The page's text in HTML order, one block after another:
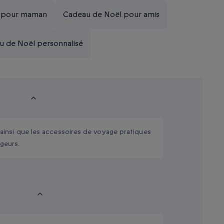
maman Cadeau de Noël pour amis
de Noël personnalisé
que les accessoires de voyage pratiques